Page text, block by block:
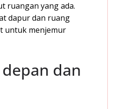
ruangan yang ada.
dapur dan ruang
untuk menjemur
dan